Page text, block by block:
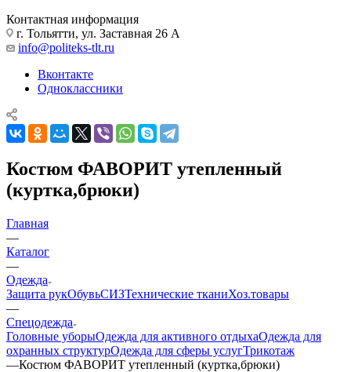
Контактная информация
г. Тольятти, ул. Заставная 26 А
info@politeks-tlt.ru
Вконтакте
Одноклассники
Костюм ФАВОРИТ утепленный
(куртка,брюки)
Главная
—
Каталог
—
Одежда
Защита рукОбувьСИЗТехнические тканиХоз.товары
—
Спецодежда
Головные уборыОдежда для активного отдыхаОдежда для
охранных структурОдежда для сферы услугТрикотаж
—Костюм ФАВОРИТ утепленный (куртка,брюки)